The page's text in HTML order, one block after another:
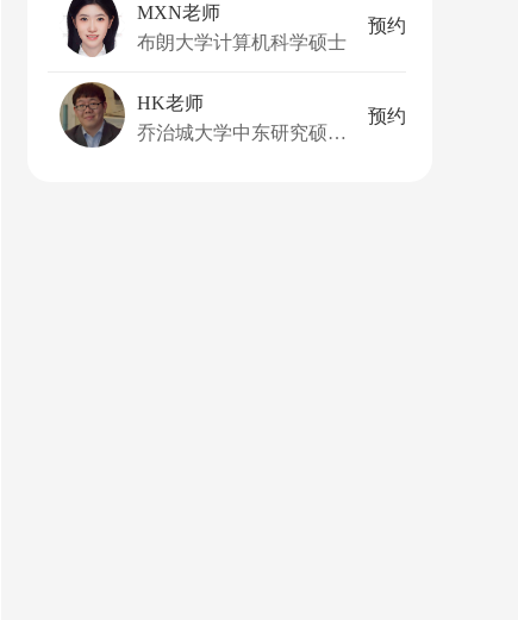
MXN老师
布朗大学计算机科学硕士
预约
HK老师
乔治城大学中东研究硕士、美利坚大学国际关系哲学学士、获得多项学术荣誉。
预约